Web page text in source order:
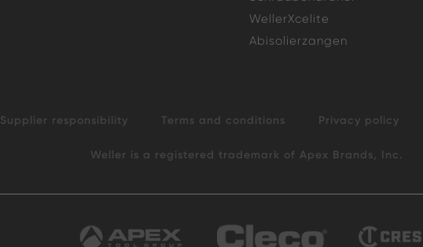
WellerXcelite
Abisolierzangen
Supplier responsibility Terms and conditions Privacy policy
Weller is a registered trademark of Apex Brands, Inc.